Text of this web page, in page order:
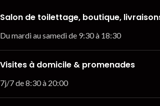
Salon de toilettage, boutique,
Du mardi au samedi de 9:30 à 18:30
Visites à domicile & promenades
7j/7 de 8:30 à 20:00